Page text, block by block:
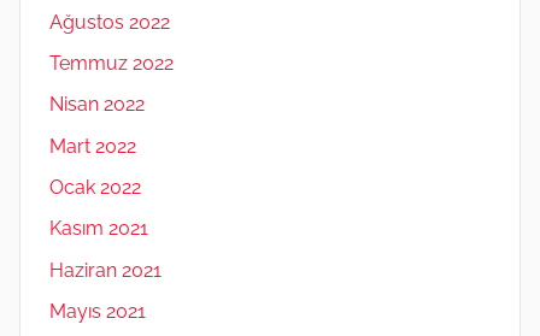
Ağustos 2022
Temmuz 2022
Nisan 2022
Mart 2022
Ocak 2022
Kasım 2021
Haziran 2021
Mayıs 2021